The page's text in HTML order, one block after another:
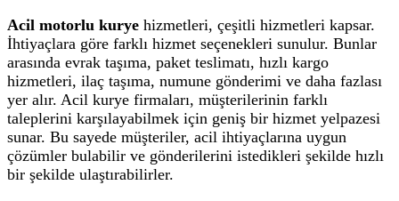
Acil motorlu kurye hizmetleri, çeşitli hizmetleri kapsar.
İhtiyaçlara göre farklı hizmet seçenekleri sunulur. Bunlar
arasında evrak taşıma, paket teslimatı, hızlı kargo
hizmetleri, ilaç taşıma, numune gönderimi ve daha fazlası
yer alır. Acil kurye firmaları, müşterilerinin farklı
taleplerini karşılayabilmek için geniş bir hizmet yelpazesi
sunar. Bu sayede müşteriler, acil ihtiyaçlarına uygun
çözümler bulabilir ve gönderilerini istedikleri şekilde hızlı
bir şekilde ulaştırabilirler.